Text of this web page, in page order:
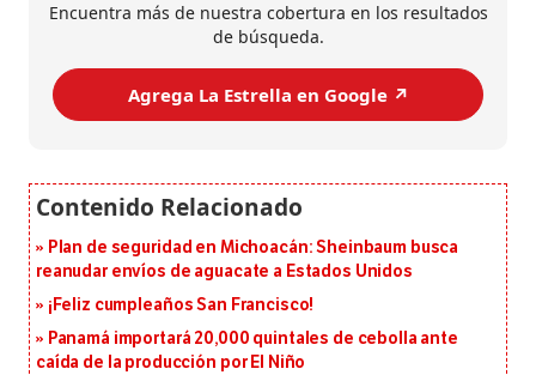
Encuentra más de nuestra cobertura en los resultados
de búsqueda.
Agrega La Estrella en Google ↗️
Plan de seguridad en Michoacán: Sheinbaum busca
reanudar envíos de aguacate a Estados Unidos
¡Feliz cumpleaños San Francisco!
Panamá importará 20,000 quintales de cebolla ante
caída de la producción por El Niño